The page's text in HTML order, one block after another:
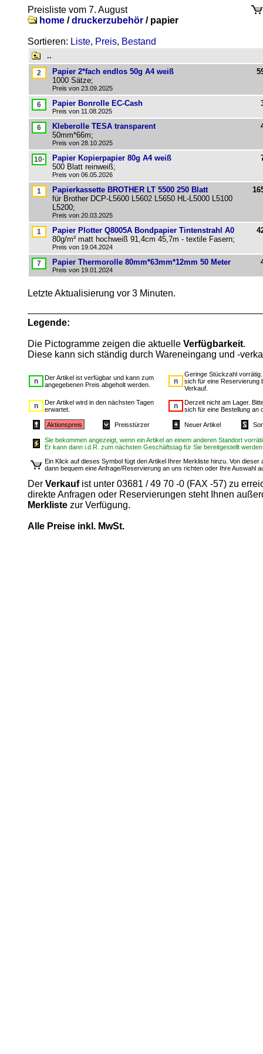
Preisliste vom 7. August
home /druckerzubehör / papier
Sortieren: Liste, Preis, Bestand
..
Papier 2*fach endlos 50g A4 weiß
1000 Sätze;
Preis von 23.09.2025
Papier Bonrolle EC-Cash
Preis von 11.08.2025
Kleberolle TESA transparent
50mm*66m;
Preis von 28.10.2025
Papier Kopierpapier 80g A4 weiß
500 Blatt reinweiß;
Preis von 06.05.2026
Papierkassette BROTHER LT 5500 250 Blatt
für Brother DCP-L5600 L5602 L5650 HL-L5000 L5100
L5200;
Preis von 20.03.2025
Papier Plotter Q8005A Bondpapier Tintenstrahl A0
80g/m² matt hochweiß 91,4cm 45,7m - textile Fasern;
Preis von 19.04.2024
Papier Thermorolle 80mm*63mm*12mm 50 Meter
Preis von 19.01.2024
Letzte Aktualisierung vor 3 Minuten.
Legende:
Die Pictogramme zeigen die aktuelle Verfügbarkeit.
Diese kann sich ständig durch Wareneingang und -
Der Artikel ist verfügbar und kann zum
angegebenen Preis abgeholt werden.
Geringe Stückzahl
sich für eine Reservierung
Verkauf.
Der Artikel wird in den nächsten Tagen
erwartet.
Derzeit nicht am Lager.
sich für eine Bestellung an
Aktionspreis Preisstürzer Neuer Artikel
Sie bekommen angezeigt, wenn ein Artikel an einem anderen Standort
Er kann dann i.d.R. zum nächsten Geschäftstag für Sie bereitgestellt
Ein Klick auf dieses Symbol fügt den Artikel Ihrer Merkliste hinzu. Von dieser
dann bequem eine Anfrage/Reservierung an uns richten oder Ihre Auswahl
Der Verkaufist unter 03681 / 49 70 -0 (FAX -57) zu
direkte Anfragen oder Reservierungen steht Ihnen
Merkliste zur Verfügung.
Alle Preise inkl. MwSt.